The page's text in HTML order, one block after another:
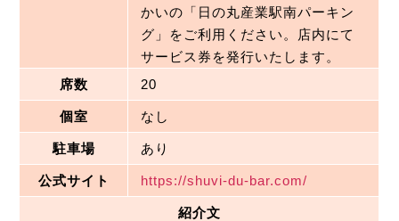
かいの「日の丸産業駅南パーキン
グ」をご利用ください。店内にて
サービス券を発行いたします。
席数
20
個室 なし
駐車場 あり
公式サイト https://shuvi-du-bar.com/
紹介文